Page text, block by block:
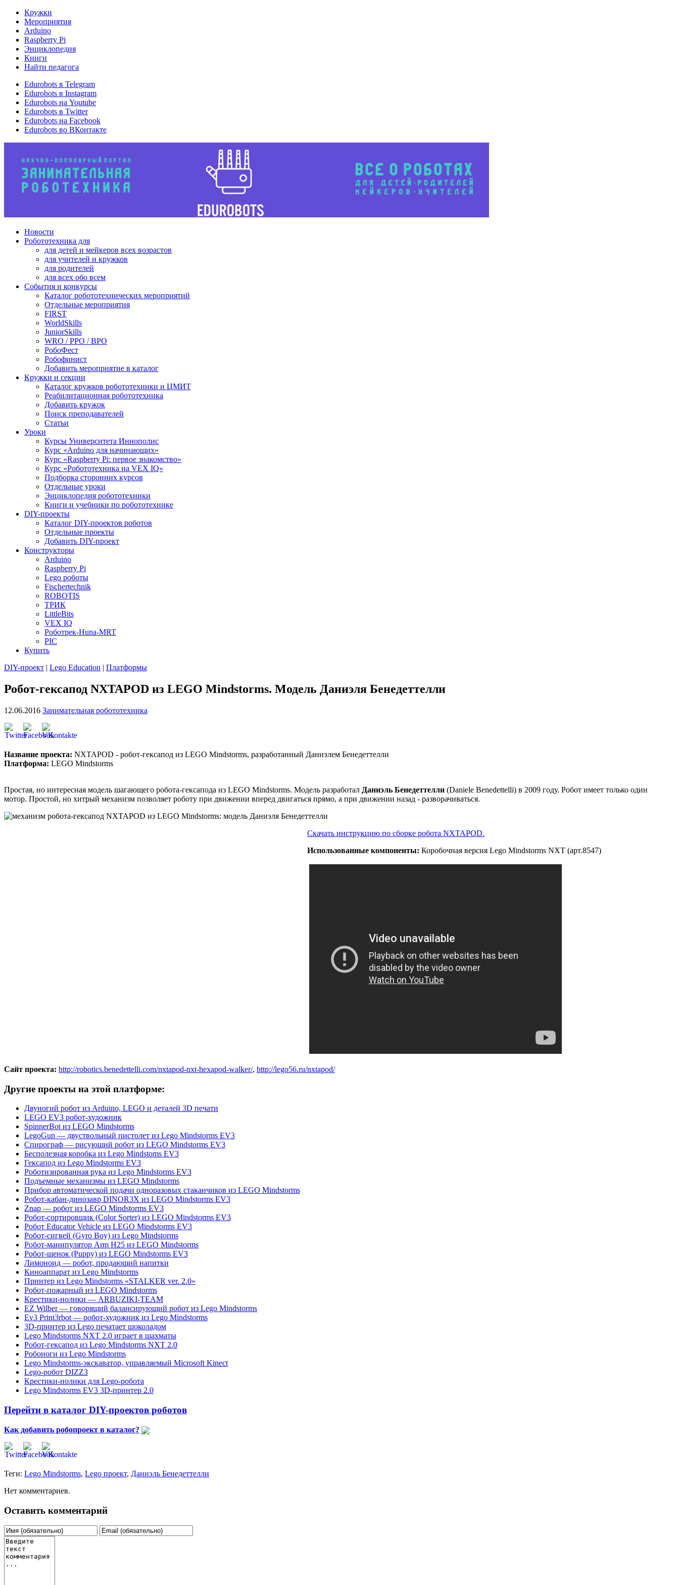
Кружки
Мероприятия
Arduino
Raspberry Pi
Энциклопедия
Книги
Найти педагога
Edurobots в Telegram
Edurobots в Instagram
Edurobots на Youtube
Edurobots в Twitter
Edurobots на Facebook
Edurobots во ВКонтакте
Новости
Робототехника для
для детей и мейкеров всех возрастов
для учителей и кружков
для родителей
для всех обо всем
События и конкурсы
Каталог робототехнических мероприятий
Отдельные мероприятия
FIRST
WorldSkills
JuniorSkills
WRO / РРО / ВРО
РобоФест
Робофинист
Добавить мероприятие в каталог
Кружки и секции
Каталог кружков робототехники и ЦМИТ
Реабилитационная робототехника
Добавить кружок
Поиск преподавателей
Статьи
Уроки
Курсы Университета Иннополис
Курс «Arduino для начинающих»
Курс «Raspberry Pi: первое знакомство»
Курс «Робототехника на VEX IQ»
Подборка сторонних курсов
Отдельные уроки
Энциклопедия робототехники
Книги и учебники по робототехнике
DIY-проекты
Каталог DIY-проектов роботов
Отдельные проекты
Добавить DIY-проект
Конструкторы
Arduino
Raspberry Pi
Lego роботы
Fischertechnik
ROBOTIS
ТРИК
LittleBits
VEX IQ
Роботрек-Huna-MRT
PIC
Купить
DIY-проект | Lego Education | Платформы
Робот-гексапод NXTAPOD из LEGO Mindstorms. Модель Даниэля Бенедеттелли
12.06.2016 Занимательная робототехника
Название проекта: NXTAPOD - робот-гексапод из LEGO Mindstorms, разработанный Даниэлем Бенедеттелли
Платформа: LEGO Mindstorms
Простая, но интересная модель шагающего робота-гексапода из LEGO Mindstorms. Модель разработал Даниэль Бенедеттелли (Daniele Benedettelli) в 2009 году. Робот имеет только один
мотор. Простой, но хитрый механизм позволяет роботу при движении вперед двигаться прямо, а при движении назад - разворачиваться.
Cкачать инструкцию по сборке робота NXTAPOD.
Использованные компоненты: Коробочная версия Lego Mindstorms NXT (арт.8547)
Сайт проекта: http://robotics.benedettelli.com/nxtapod-nxt-hexapod-walker/, http://lego56.ru/nxtapod/
Другие проекты на этой платформе:
Двуногий робот из Arduino, LEGO и деталей 3D печати
LEGO EV3 робот-художник
SpinnerBot из LEGO Mindstorms
LegoGun — двуствольный пистолет из Lego Mindstorms EV3
Спирограф — рисующий робот из LEGO Mindstorms EV3
Бесполезная коробка из Lego Mindstoms EV3
Гексапод из Lego Mindstorms EV3
Роботизированная рука из Lego Mindstorms EV3
Подъемные механизмы из LEGO Mindstorms
Прибор автоматической подачи одноразовых стаканчиков из LEGO Mindstorms
Робот-кабан-динозавр DINOR3X из LEGO Mindstorms EV3
Znap — робот из LEGO Mindstorms EV3
Робот-сортировщик (Color Sorter) из LEGO Mindstorms EV3
Робот Educator Vehicle из LEGO Mindstorms EV3
Робот-сигвей (Gyro Boy) из Lego Mindstorms
Робот-манипулятор Arm H25 из LEGO Mindstorms
Робот-щенок (Puppy) из LEGO Mindstorms EV3
Лимоноид — робот, продающий напитки
Киноаппарат из Lego Mindstorms
Принтер из Lego Mindstorms «STALKER ver. 2.0»
Робот-пожарный из LEGO Mindstorms
Крестики-нолики — ARBUZIKI-TEAM
EZ Wilber — говорящий балансирующий робот из Lego Mindstorms
Ev3 Print3rbot — робот-художник из Lego Mindstorms
3D-принтер из Lego печатает шоколадом
Lego Mindstorms NXT 2.0 играет в шахматы
Робот-гексапод из Lego Mindstorms NXT 2.0
Робоноги из Lego Mindstorms
Lego Mindstorms-экскаватор, управляемый Microsoft Kinect
Lego-робот DIZZ3
Крестики-нолики для Lego-робота
Lego Mindstorms EV3 3D-принтер 2.0
Перейти в каталог DIY-проектов роботов
Как добавить робопроект в каталог?
Теги: Lego Mindstorms, Lego проект, Даниэль Бенедеттелли
Нет комментариев.
Оставить комментарий